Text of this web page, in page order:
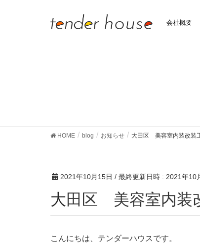
会社概要
HOME blog お知らせ 大田区 美容室内装改装
2021年10月15日 / 最終更新日時 : 2021年10
大田区 美容室内装
こんにちは、テンダーハウスです。